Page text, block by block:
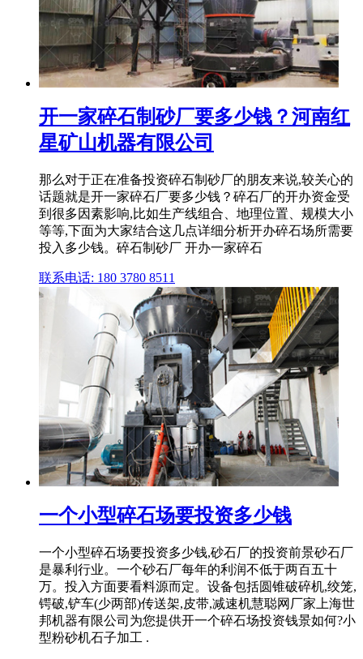
开一家碎石制砂厂要多少钱？河南红
星矿山机器有限公司
那么对于正在准备投资碎石制砂厂的朋友来说,较关心的
话题就是开一家碎石厂要多少钱？碎石厂的开办资金受
到很多因素影响,比如生产线组合、地理位置、规模大小
等等,下面为大家结合这几点详细分析开办碎石场所需要
投入多少钱。碎石制砂厂 开办一家碎石
联系电话: 180 3780 8511
一个小型碎石场要投资多少钱
一个小型碎石场要投资多少钱,砂石厂的投资前景砂石厂
是暴利行业。一个砂石厂每年的利润不低于两百五十
万。投入方面要看料源而定。设备包括圆锥破碎机,绞笼,
锷破,铲车(少两部)传送架,皮带,减速机慧聪网厂家上海世
邦机器有限公司为您提供开一个碎石场投资钱景如何?小
型粉砂机石子加工 .